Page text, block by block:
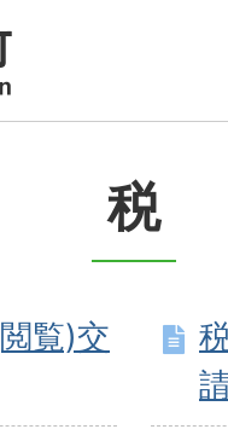
税
覧)交